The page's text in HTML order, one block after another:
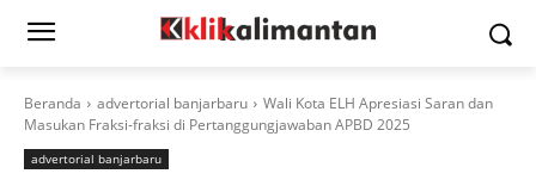
Beranda advertorial banjarbaru
Wali Kota ELH Apresiasi Saran dan
Masukan Fraksi-fraksi di Pertanggungjawaban APBD 2025
advertorial banjarbaru